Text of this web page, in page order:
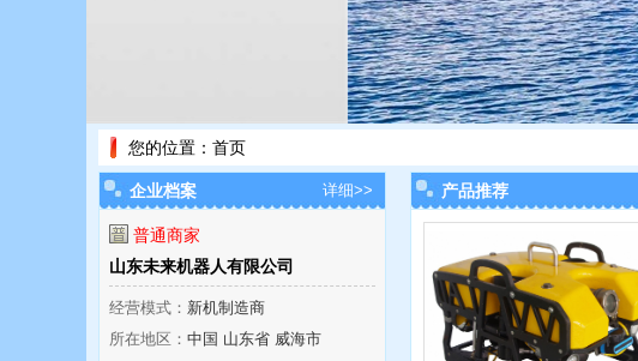
您的位置： 首页
企业档案 详细>>
普通商家
山东未来机器人有限公司
经营模式： 新机制造商
所在地区： 中国 山东省 威海市
产品推荐